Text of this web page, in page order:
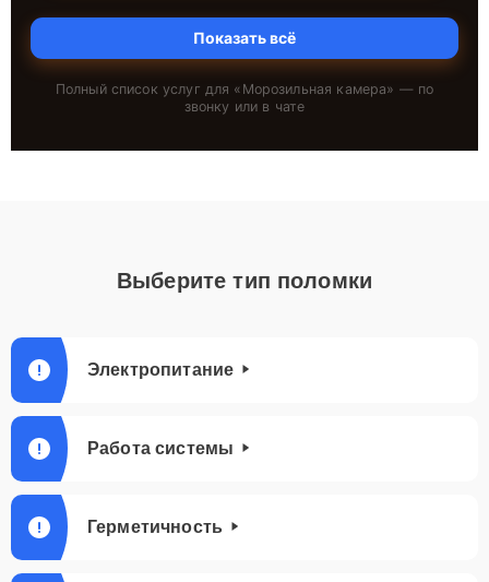
Показать всё
Полный список услуг для « Морозильная камера» — по
звонку или в чате
Выберите тип поломки
Электропитание
Работа системы
Герметичность